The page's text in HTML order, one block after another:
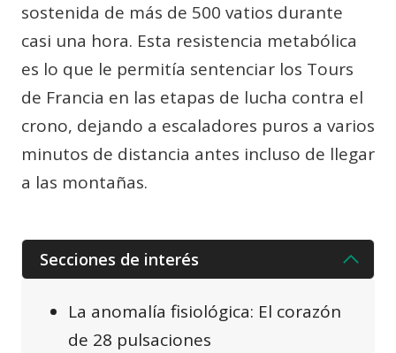
sostenida de más de 500 vatios durante
casi una hora. Esta resistencia metabólica
es lo que le permitía sentenciar los Tours
de Francia en las etapas de lucha contra el
crono, dejando a escaladores puros a varios
minutos de distancia antes incluso de llegar
a las montañas.
Secciones de interés
La anomalía fisiológica: El corazón
de 28 pulsaciones